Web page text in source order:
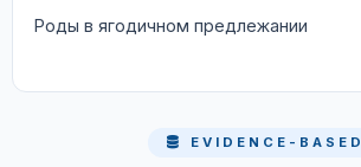
Роды в ягодичном предлежании
EVIDENCE-BASED